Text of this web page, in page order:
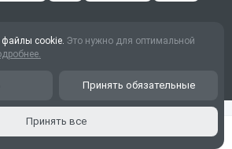
файлы cookie. Это нужно для оптимальной
Принять обязательные
Принять все